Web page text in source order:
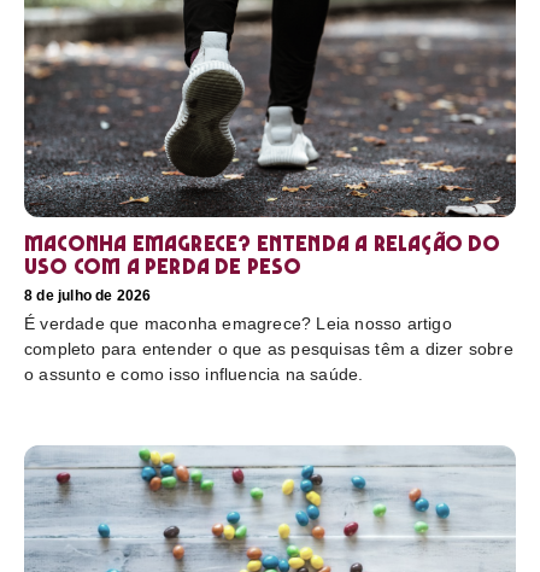
Maconha emagrece? Entenda a relação do
uso com a perda de peso
8 de julho de 2026
É verdade que maconha emagrece? Leia nosso artigo
completo para entender o que as pesquisas têm a dizer sobre
o assunto e como isso influencia na saúde.